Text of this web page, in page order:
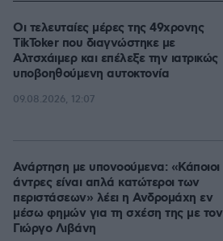
Οι τελευταίες μέρες της 49χρονης
TikToker που διαγνώστηκε με
Αλτσχάιμερ και επέλεξε την ιατρικώς
υποβοηθούμενη αυτοκτονία
09.08.2026, 12:07
Ανάρτηση με υπονοούμενα: «Κάποιοι
άντρες είναι απλά κατώτεροι των
περιστάσεων» λέει η Ανδρομάχη εν
μέσω φημών για τη σχέση της με τον
Γιώργο Λιβάνη